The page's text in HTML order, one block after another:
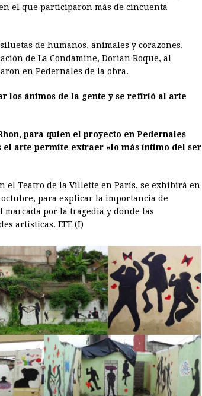
el que participaron más de cincuenta
de humanos, animales y corazones,
de La Condamine, Dorian Roque, al
en Pedernales de la obra.
los ánimos de la gente y se refirió al arte
para quien el proyecto en Pedernales
el arte permite extraer «lo más íntimo del ser
el Teatro de la Villette en París, se exhibirá en
para explicar la importancia de
por la tragedia y donde las
artísticas. EFE (I)